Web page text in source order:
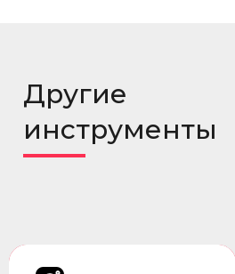
Другие
инструменты